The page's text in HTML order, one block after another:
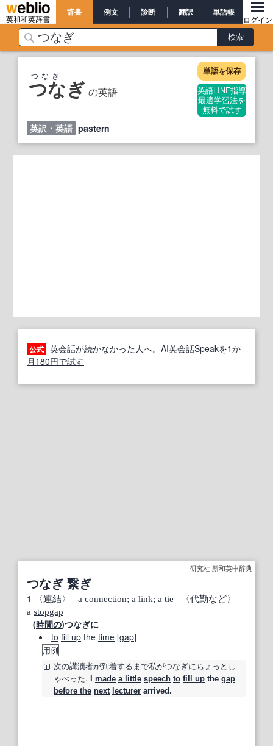
英和和英辞書
辞書 例文 診断 翻訳 単語帳
ログイン
つなぎ の英語
つなぎ 単語を保存
英語LINE指導
最適学習法を
無料で試す
英訳・英語 pastern
公式 英会話が続かなかった人へ。AI英会話Speakを1か
月180円で試す
研究社 新和英中辞典
つなぎ 繋ぎ
1 〈連結〉 a connection; a link; a tie 〈代勤など〉
a stopgap
(時間の)つなぎに
to fill up the time [gap]
用例
次の講演者が到着するまで私がつなぎにちょっと し
ゃべった.
made a little speech to fill up the gap
before the next lecturer arrived.